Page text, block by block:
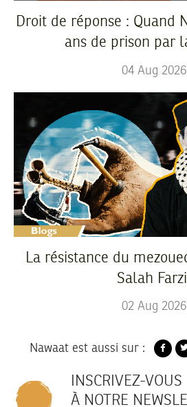
Droit de réponse : Quand
ans de prison par
04 Aug 2026
La résistance du
Salah
02 Aug 2026
Nawaat est aussi sur :
INSCRIVEZ-VOUS
À NOTRE